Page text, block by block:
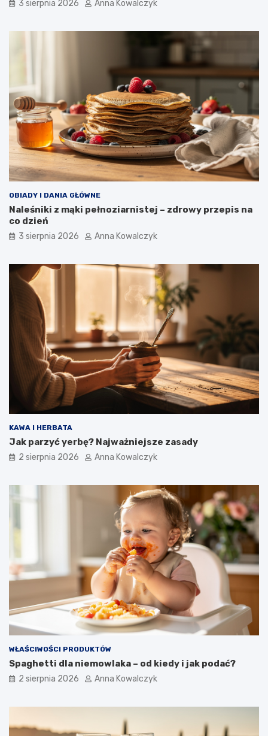
3 sierpnia 2026 Anna Kowalczyk
OBIADY I DANIA GŁÓWNE
Naleśniki z mąki pełnoziarnistej – zdrowy przepis na
co dzień
3 sierpnia 2026 Anna Kowalczyk
KAWA I HERBATA
Jak parzyć yerbę? Najważniejsze zasady
2 sierpnia 2026 Anna Kowalczyk
WŁAŚCIWOŚCI PRODUKTÓW
Spaghetti dla niemowlaka – od kiedy i jak podać?
2 sierpnia 2026 Anna Kowalczyk